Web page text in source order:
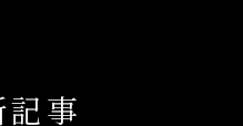
事